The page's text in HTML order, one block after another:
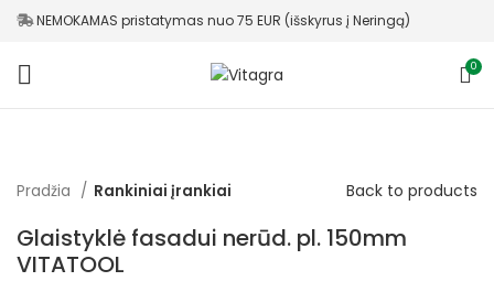
NEMOKAMAS pristatymas nuo 75 EUR (išskyrus į Neringą)
0
Pradžia Rankiniai įrankiai Back to products
Glaistyklė fasadui nerūd. pl. 150mm
VITATOOL